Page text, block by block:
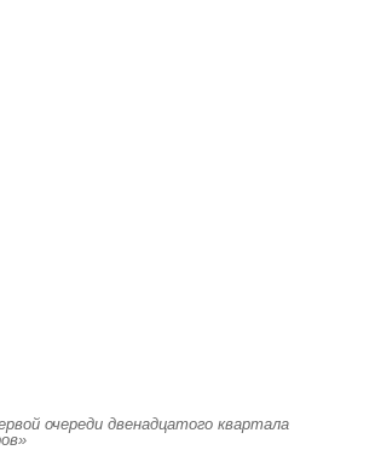
очереди двенадцатого квартала